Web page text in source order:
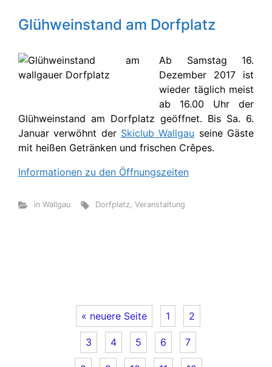
Glühweinstand am Dorfplatz
Ab Samstag 16.
Dezember 2017 ist
wieder täglich meist
ab 16.00 Uhr der
Glühweinstand am Dorfplatz geöffnet. Bis Sa. 6.
Januar verwöhnt der Skiclub Wallgau seine Gäste
mit heißen Getränken und frischen Crêpes.
Informationen zu den Öffnungszeiten
in Wallgau Dorfplatz,Veranstaltung
« neuere Seite 1 2
3 4 5 6 7